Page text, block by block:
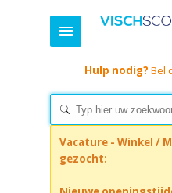
Hulp nodig? Bel
Vacature - Winkel /
gezocht: